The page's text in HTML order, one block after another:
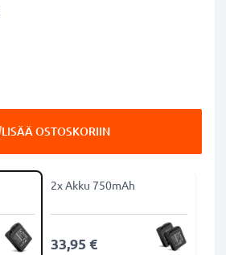
LISÄÄ OSTOSKORIIN
2x Akku 750mAh
33,95 €